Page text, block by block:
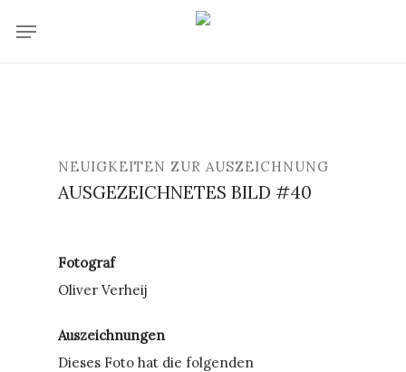
Menu
NEUIGKEITEN ZUR AUSZEICHNUNG
AUSGEZEICHNETES BILD #40
Fotograf
Oliver Verheij
Auszeichnungen
Dieses Foto hat die folgenden